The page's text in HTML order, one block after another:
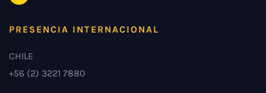
PRESENCIA INTERNACIONAL
CHILE
+56 (2) 3221 7880